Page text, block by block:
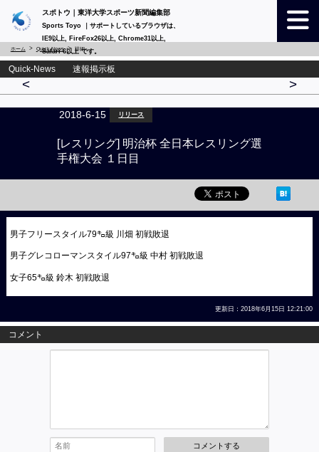
スポトウ｜東洋大学スポーツ新聞編集部
Sports Toyo ｜サポートしているブラウザは、
IE9以上, FireFox26以上, Chrome31以上,
Safari 6以上 です。
ホーム Quick-News 詳細
Quick-News 速報掲示板
< >
2018-6-15 リリース
[レスリング] 明治杯 全日本レスリング選
手権大会 １日目
男子フリースタイル79㌔級 川畑 初戦敗退
男子グレコローマンスタイル97㌔級 中村 初戦敗退
女子65㌔級 鈴木 初戦敗退
更新日：2018年6月15日 12:21:00
コメント
コメントする